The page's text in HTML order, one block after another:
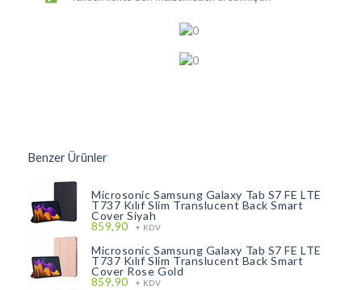
Benzer Ürünler
Microsonic Samsung Galaxy Tab S7 FE LTE
T737 Kılıf Slim Translucent Back Smart
Cover Siyah
859,90 + KDV
Microsonic Samsung Galaxy Tab S7 FE LTE
T737 Kılıf Slim Translucent Back Smart
Cover Rose Gold
859,90 + KDV